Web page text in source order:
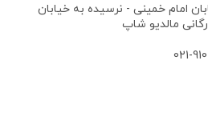
امام خمینی - نرسیده به خیابان
مالدیو شاپ
021-